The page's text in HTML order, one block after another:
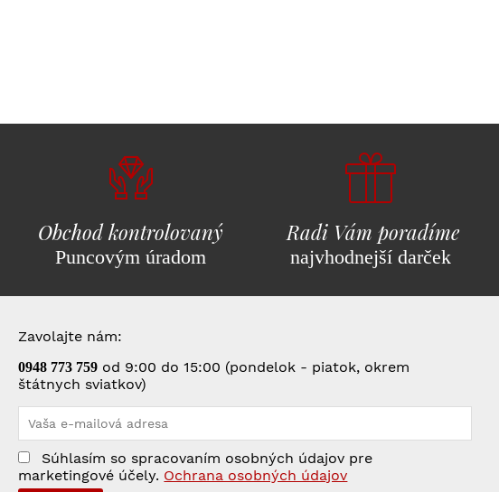
Obchod kontrolovaný
Puncovým úradom
Radi Vám poradíme
najvhodnejší darček
Zavolajte nám:
0948 773 759 od 9:00 do 15:00 (pondelok - piatok, okrem
štátnych sviatkov)
Súhlasím so spracovaním osobných údajov pre
marketingové účely. Ochrana osobných údajov